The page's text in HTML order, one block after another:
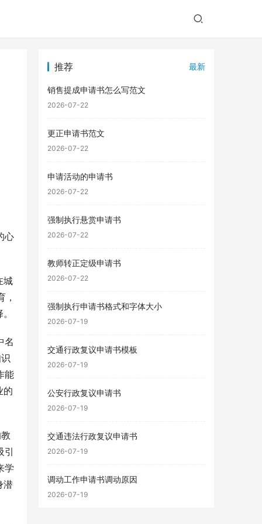
心
城
名
能
的
引
学
潜
推荐 最新
销售提成申请书怎么写范文
2026-07-22
更正申请书范文
2026-07-22
申请活动的申请书
2026-07-22
强制执行悬赏申请书
2026-07-22
教师转正定级申请书
2026-07-22
强制执行申请书格式和字体大小
2026-07-19
交通行政复议申请书模板
2026-07-19
公安行政复议申请书
2026-07-19
交通违法行政复议申请书
2026-07-19
调动工作申请书调动原因
2026-07-19